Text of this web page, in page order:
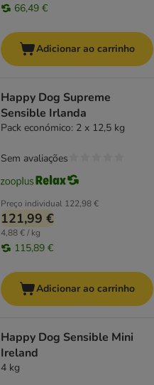
66,49 €
Adicionar ao carrinho
Happy Dog Supreme
Sensible Irlanda
Pack económico: 2 x 12,5 kg
Preço individual 122,98 €
121,99 €
4,88 € / kg
115,89 €
Sem avaliações
Adicionar ao carrinho
Happy Dog Sensible Mini
Ireland
4 kg